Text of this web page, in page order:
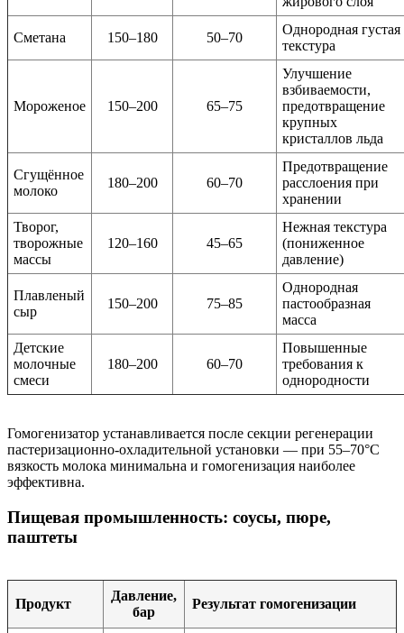
Сметана 150–180 50–70
Однородная густая
текстура
Мороженое 150–200 65–75
Улучшение
взбиваемости,
предотвращение
крупных
кристаллов льда
Сгущённое
молоко
180–200 60–70
Предотвращение
расслоения при
хранении
Творог,
творожные
массы
120–160 45–65
Нежная текстура
(пониженное
давление)
Плавленый
сыр
150–200 75–85
Однородная
пастообразная
масса
Детские
молочные
смеси
180–200 60–70
Повышенные
требования к
однородности
Гомогенизатор устанавливается после секции регенерации
пастеризационно-охладительной установки — при 55–70°C
вязкость молока минимальна и гомогенизация наиболее
эффективна.
Пищевая промышленность: соусы, пюре,
паштеты
Продукт
Давление,
бар
Результат гомогенизации